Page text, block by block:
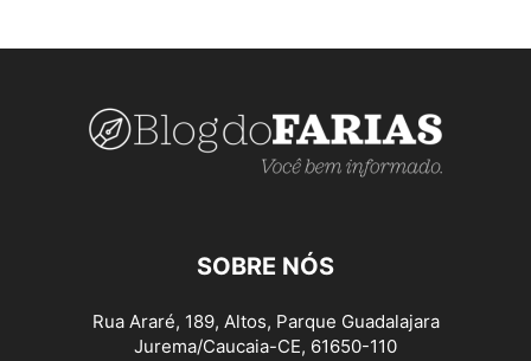
SOBRE NÓS
Rua Araré, 189, Altos, Parque Guadalajara
Jurema/Caucaia-CE, 61650-110